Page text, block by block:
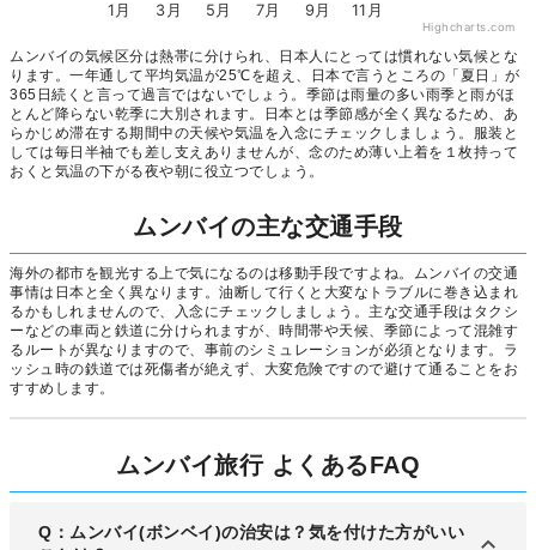
1月 3月 5月 7月 9月 11月
Highcharts.com
ムンバイの気候区分は熱帯に分けられ、日本人にとっては慣れない気候とな
ります。一年通して平均気温が25℃を超え、日本で言うところの「夏日」が
365日続くと言って過言ではないでしょう。季節は雨量の多い雨季と雨がほ
とんど降らない乾季に大別されます。日本とは季節感が全く異なるため、あ
らかじめ滞在する期間中の天候や気温を入念にチェックしましょう。服装と
しては毎日半袖でも差し支えありませんが、念のため薄い上着を１枚持って
おくと気温の下がる夜や朝に役立つでしょう。
ムンバイの主な交通手段
海外の都市を観光する上で気になるのは移動手段ですよね。ムンバイの交通
事情は日本と全く異なります。油断して行くと大変なトラブルに巻き込まれ
るかもしれませんので、入念にチェックしましょう。主な交通手段はタクシ
ーなどの車両と鉄道に分けられますが、時間帯や天候、季節によって混雑す
るルートが異なりますので、事前のシミュレーションが必須となります。ラ
ッシュ時の鉄道では死傷者が絶えず、大変危険ですので避けて通ることをお
すすめします。
ムンバイ旅行 よくあるFAQ
Q：ムンバイ(ボンベイ)の治安は？気を付けた方がいい